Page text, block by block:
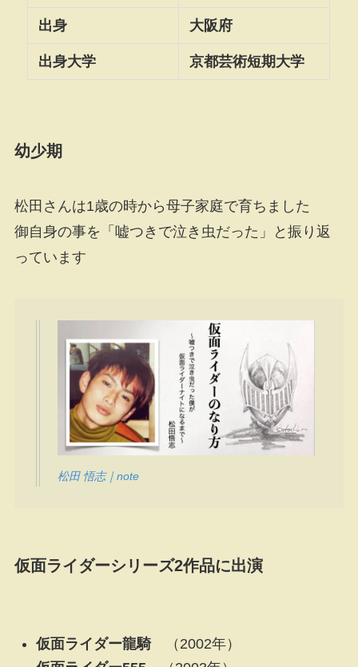
出身 大阪府
出身大学 京都芸術短期大学
幼少期
松田さんは1歳の時から母子家庭で育ちました
御自身の事を「嘘つきで泣き虫だった」と振り返
っています
松田 悟志｜note
仮面ライダーシリーズ2作品に出演
仮面ライダー龍騎（2002年）